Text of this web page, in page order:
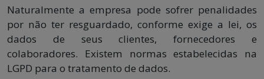
Naturalmente a empresa pode sofrer penalidades
por não ter resguardado, conforme exige a lei, os
dados de seus clientes, fornecedores e
colaboradores. Existem normas estabelecidas na
LGPD para o tratamento de dados.